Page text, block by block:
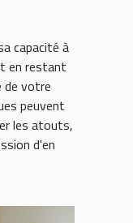
capacité à
en restant
de votre
peuvent
les atouts,
d'en